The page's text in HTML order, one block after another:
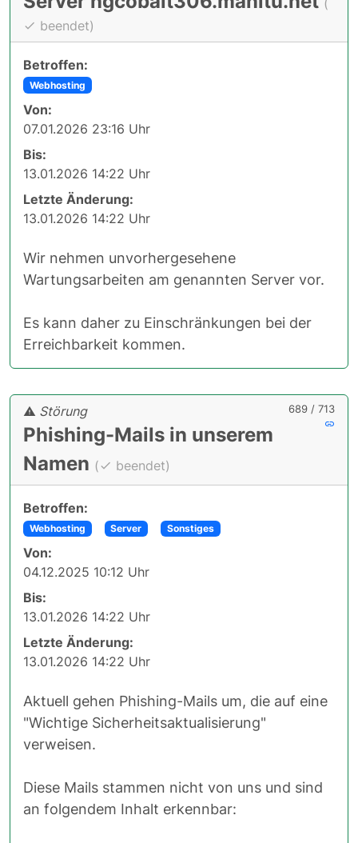
beendet)
Betroffen:
Webhosting
Von:
07.01.2026 23:16 Uhr
Bis:
13.01.2026 14:22 Uhr
Letzte Änderung:
13.01.2026 14:22 Uhr
Wir nehmen unvorhergesehene
Wartungsarbeiten am genannten Server vor.
Es kann daher zu Einschränkungen bei der
Erreichbarkeit kommen.
689 / 713
Störung
Phishing-Mails in unserem
Namen ( beendet)
Betroffen:
Webhosting Server Sonstiges
Von:
04.12.2025 10:12 Uhr
Bis:
13.01.2026 14:22 Uhr
Letzte Änderung:
13.01.2026 14:22 Uhr
Aktuell gehen Phishing-Mails um, die auf eine
"Wichtige Sicherheitsaktualisierung"
verweisen.
Diese Mails stammen nicht von uns und sind
an folgendem Inhalt erkennbar: